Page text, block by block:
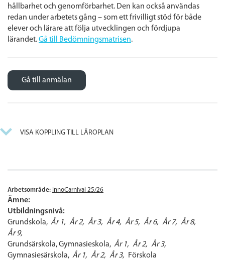
hållbarhet och genomförbarhet. Den kan också användas
redan under arbetets gång – som ett frivilligt stöd för både
elever och lärare att följa utvecklingen och fördjupa
lärandet.Gå till Bedömningsmatrisen.
Gå till anmälan
VISA KOPPLING TILL LÄROPLAN
Arbetsområde: InnoCarnival 25/26
Ämne:
Utbildningsnivå:
Grundskola
År 1 År 2 År 3 År 4 År 5 År 6 År 7
År 8
År 9
Grundsärskola Gymnasieskola År 1 År 2
År 3
Gymnasiesärskola
År 1 År 2 År 3 Förskola